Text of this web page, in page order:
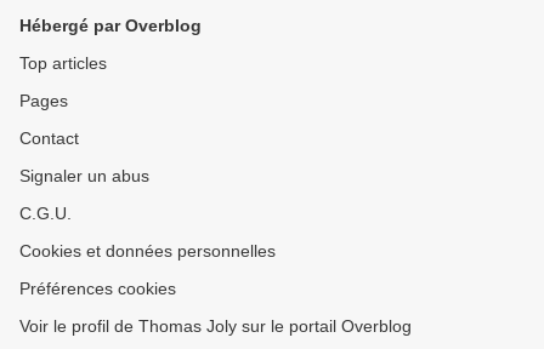
Hébergé par Overblog
Top articles
Pages
Contact
Signaler un abus
C.G.U.
Cookies et données personnelles
Préférences cookies
Voir le profil de Thomas Joly sur le portail Overblog